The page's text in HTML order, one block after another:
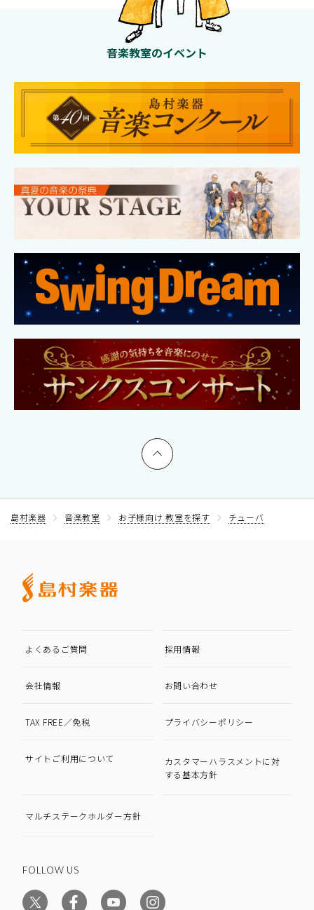
音楽教室のイベント
上へ戻る
島村楽器 音楽教室 お子様向け 教室を探す チューバ
よくあるご質問 採用情報
会社情報 お問い合わせ
TAX FREE／免税 プライバシーポリシー
サイトご利用について
カスタマーハラスメントに対
する基本方針
マルチステークホルダー方針
FOLLOW US